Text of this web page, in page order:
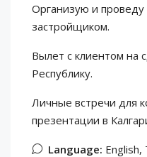
Организую и проведу
застройщиком.
Вылет с клиентом на
Республику.
Личные встречи для
презентации в
Language: English,